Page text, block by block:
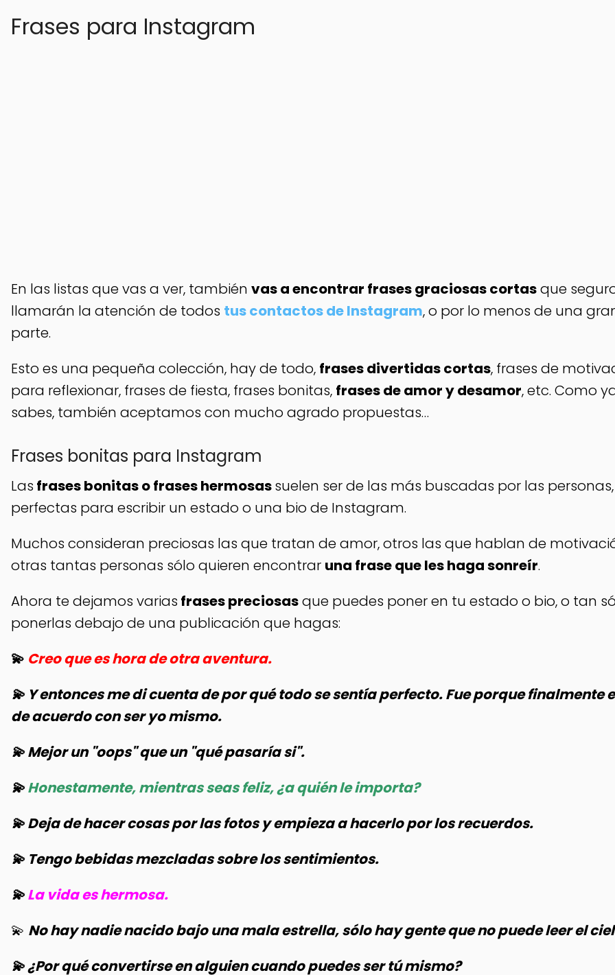
Frases para Instagram
En las listas que vas a ver, también vas a encontrar frases graciosas cortasque
llamarán la atención de todos tus contactos de Instagram, o por lo menos de una
parte.
Esto es una pequeña colección, hay de todo, frases divertidas cortas, frases de
para reflexionar, frases de fiesta, frases bonitas, frases de amor y desamor, etc. Como
sabes, también aceptamos con mucho agrado propuestas…
Frases bonitas para Instagram
Las frases bonitas o frases hermosassuelen ser de las más buscadas por las
perfectas para escribir un estado o una bio de Instagram.
Muchos consideran preciosas las que tratan de amor, otros las que hablan de
otras tantas personas sólo quieren encontrar una frase que les haga sonreír.
Ahora te dejamos varias frases preciosasque puedes poner en tu estado o bio, o tan
ponerlas debajo de una publicación que hagas:
💫 Creo que es hora de otra aventura.
💫 Y entonces me di cuenta de por qué todo se sentía perfecto. Fue porque finalmente
de acuerdo con ser yo mismo.
💫 Mejor un "oops" que un "qué pasaría si".
💫Honestamente, mientras seas feliz, ¿a quién le importa?
💫 Deja de hacer cosas por las fotos y empieza a hacerlo por los recuerdos.
💫 Tengo bebidas mezcladas sobre los sentimientos.
💫La vida es hermosa.
💫 No hay nadie nacido bajo una mala estrella, sólo hay gente que no puede leer el
💫 ¿Por qué convertirse en alguien cuando puedes ser tú mismo?